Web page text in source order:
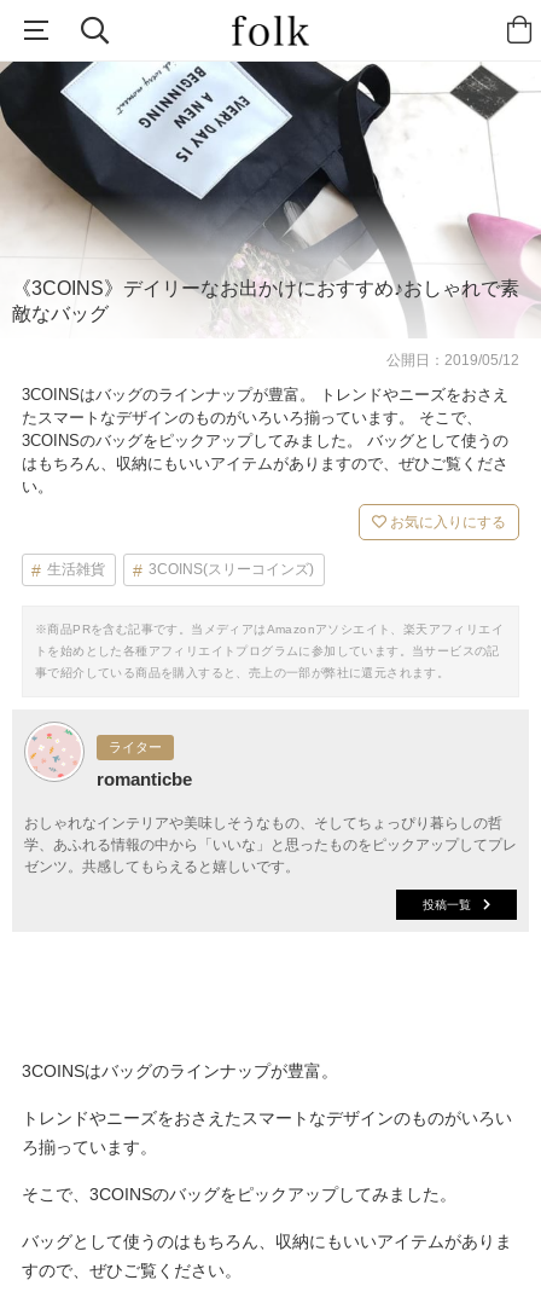
《3COINS》デイリーなお出かけにおすすめ♪おしゃれで素
敵なバッグ
公開日：2019/05/12
3COINSはバッグのラインナップが豊富。 トレンドやニーズをおさえ
たスマートなデザインのものがいろいろ揃っています。 そこで、
3COINSのバッグをピックアップしてみました。 バッグとして使うの
はもちろん、収納にもいいアイテムがありますので、ぜひご覧くださ
い。
お気に入りにする
生活雑貨 3COINS(スリーコインズ)
※商品PRを含む記事です。当メディアはAmazonアソシエイト、楽天アフィリエイ
トを始めとした各種アフィリエイトプログラムに参加しています。当サービスの記
事で紹介している商品を購入すると、売上の一部が弊社に還元されます。
ライター
romanticbe
おしゃれなインテリアや美味しそうなもの、そしてちょっぴり暮らしの哲
学、あふれる情報の中から「いいな」と思ったものをピックアップしてプレ
ゼンツ。共感してもらえると嬉しいです。
投稿一覧
3COINSはバッグのラインナップが豊富。
トレンドやニーズをおさえたスマートなデザインのものがいろい
ろ揃っています。
そこで、3COINSのバッグをピックアップしてみました。
バッグとして使うのはもちろん、収納にもいいアイテムがありま
すので、ぜひご覧ください。